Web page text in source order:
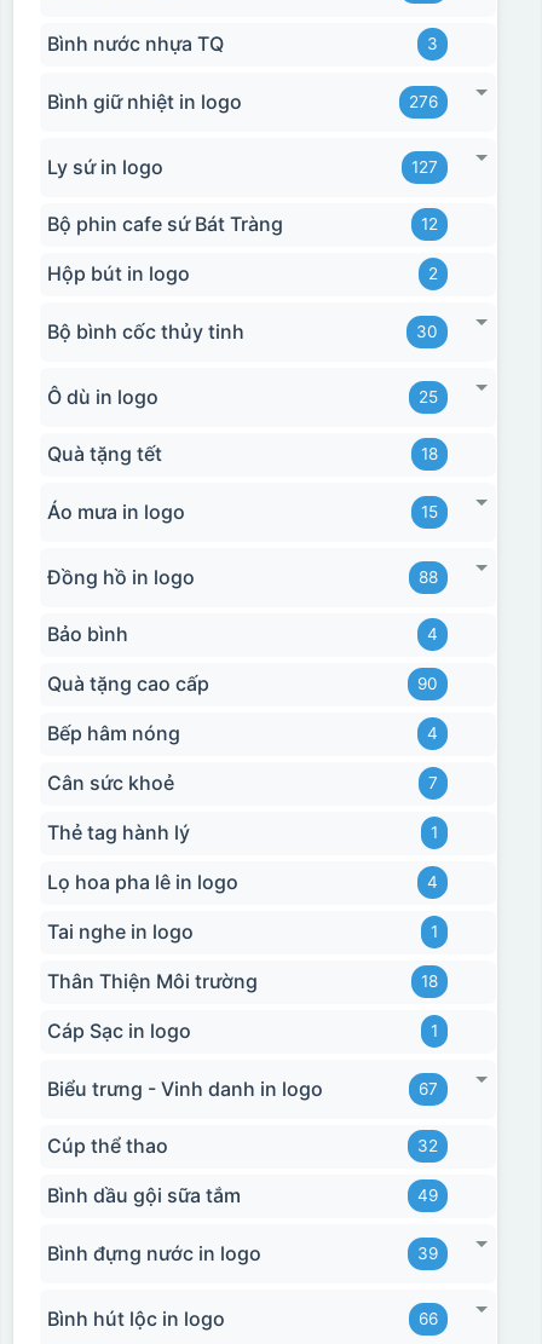
Bình nước nhựa TQ 3
Bình giữ nhiệt in logo 276
Ly sứ in logo 127
Bộ phin cafe sứ Bát Tràng 12
Hộp bút in logo 2
Bộ bình cốc thủy tinh 30
Ô dù in logo 25
Quà tặng tết 18
Áo mưa in logo 15
Đồng hồ in logo 88
Bảo bình 4
Quà tặng cao cấp 90
Bếp hâm nóng 4
Cân sức khoẻ 7
Thẻ tag hành lý 1
Lọ hoa pha lê in logo 4
Tai nghe in logo 1
Thân Thiện Môi trường 18
Cáp Sạc in logo 1
Biểu trưng - Vinh danh in logo 67
Cúp thể thao 32
Bình dầu gội sữa tắm 49
Bình đựng nước in logo 39
Bình hút lộc in logo 66